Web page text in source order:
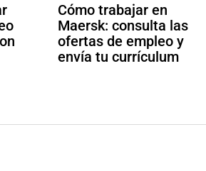
Cómo trabajar en
Maersk: consulta las
ofertas de empleo y
envía tu currículum